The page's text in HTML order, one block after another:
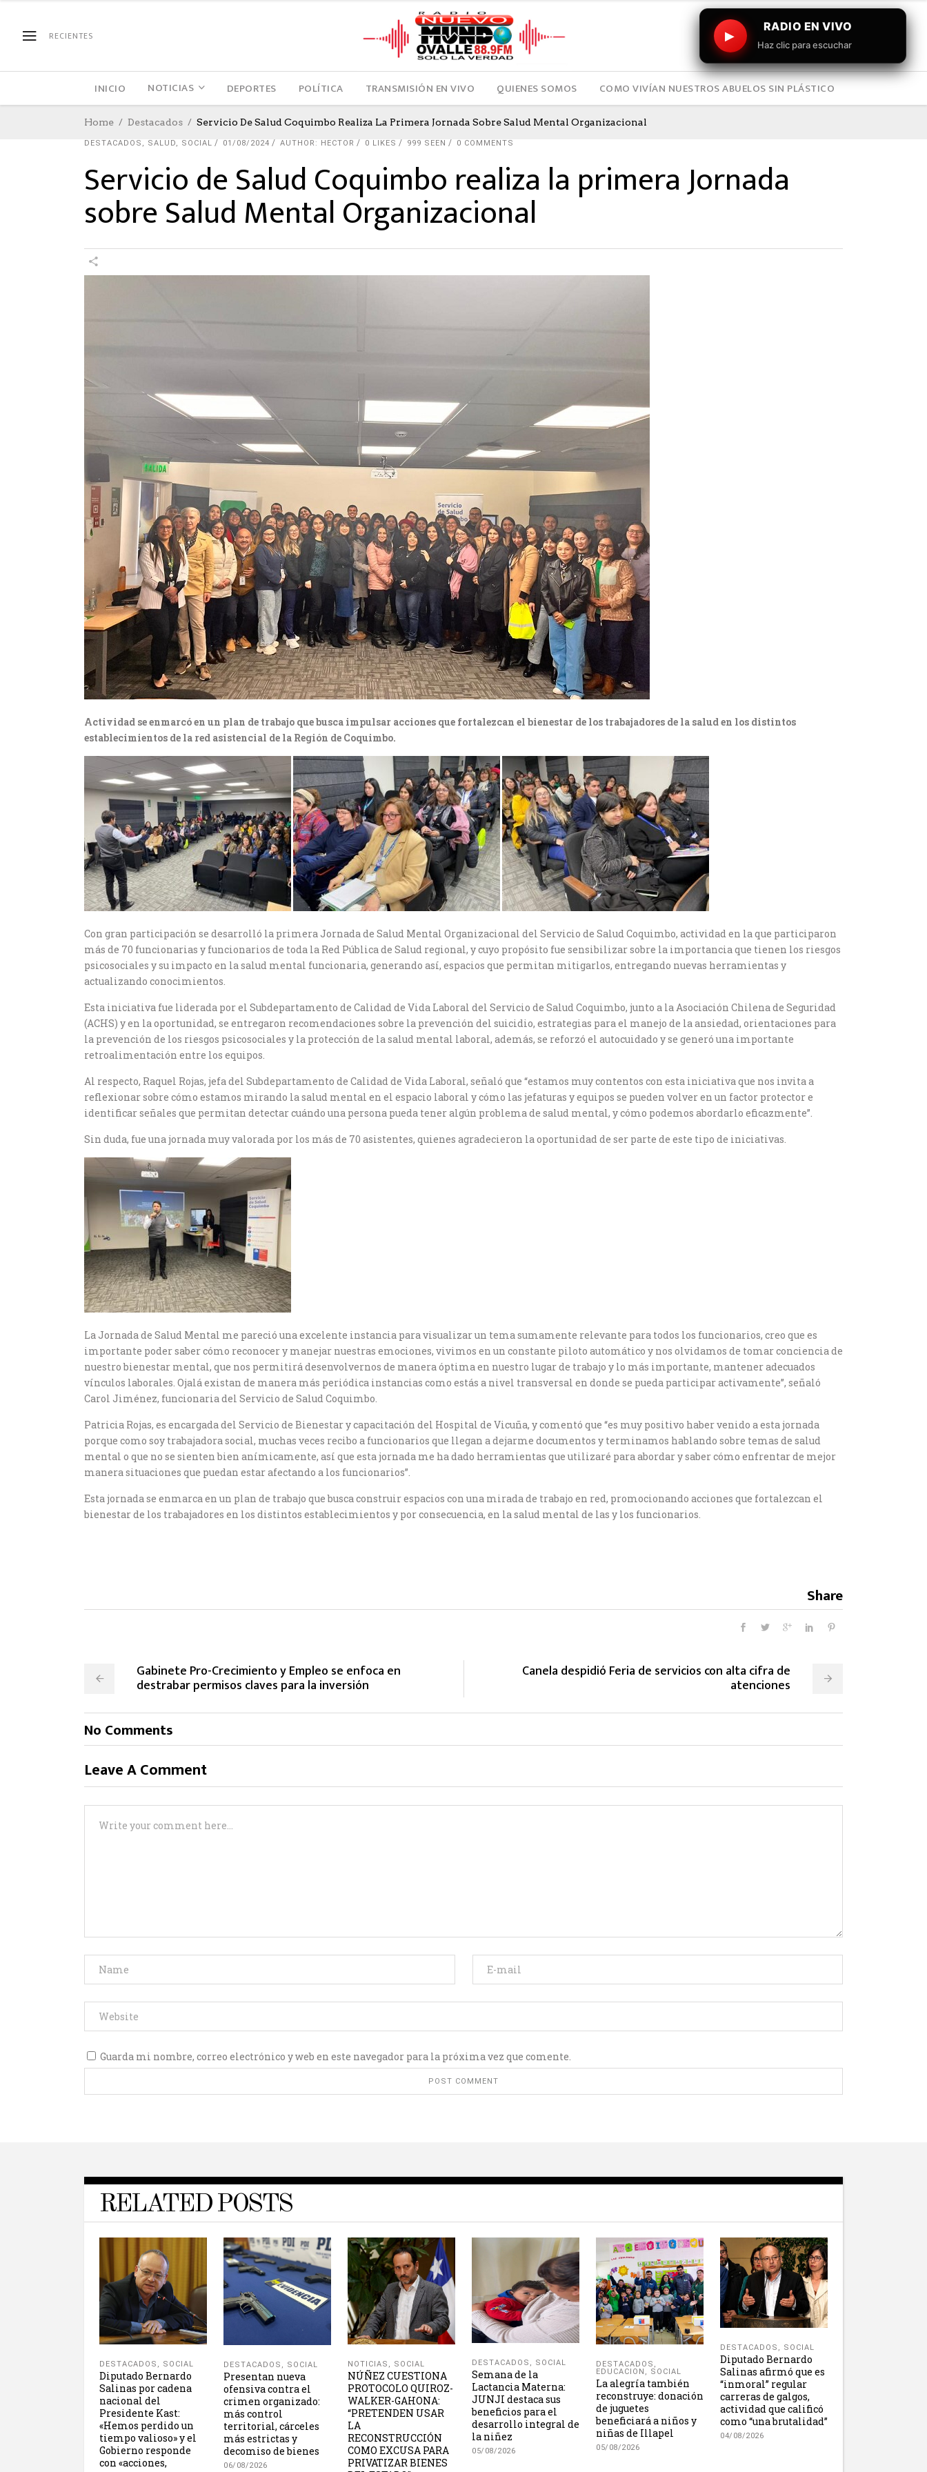
RECIENTES ▶
RADIO EN VIVO
Haz clic para escuchar
INICIO NOTICIAS DEPORTES POLÍTICA TRANSMISIÓN EN VIVO QUIENES SOMOS COMO VIVÍAN NUESTROS ABUELOS SIN PLÁSTICO
Home Destacados Servicio De Salud Coquimbo Realiza La Primera Jornada Sobre Salud Mental Organizacional
DESTACADOS , SALUD, SOCIAL 01/08/2024 AUTHOR: HECTOR 0 LIKES 999 SEEN 0 COMMENTS
Servicio de Salud Coquimbo realiza la primera Jornada
sobre Salud Mental Organizacional
Actividad se enmarcó en un plan de trabajo que busca impulsar acciones que fortalezcan el bienestar de los trabajadores de la salud en los distintos
establecimientos de la red asistencial de la Región de Coquimbo.
Con gran participación se desarrolló la primera Jornada de Salud Mental Organizacional del Servicio de Salud Coquimbo, actividad en la que participaron
más de 70 funcionarias y funcionarios de toda la Red Pública de Salud regional, y cuyo propósito fue sensibilizar sobre la importancia que tienen los riesgos
psicosociales y su impacto en la salud mental funcionaria, generando así, espacios que permitan mitigarlos, entregando nuevas herramientas y
actualizando conocimientos.
Esta iniciativa fue liderada por el Subdepartamento de Calidad de Vida Laboral del Servicio de Salud Coquimbo, junto a la Asociación Chilena de Seguridad
(ACHS) y en la oportunidad, se entregaron recomendaciones sobre la prevención del suicidio, estrategias para el manejo de la ansiedad, orientaciones para
la prevención de los riesgos psicosociales y la protección de la salud mental laboral, además, se reforzó el autocuidado y se generó una importante
retroalimentación entre los equipos.
Al respecto, Raquel Rojas, jefa del Subdepartamento de Calidad de Vida Laboral, señaló que “estamos muy contentos con esta iniciativa que nos invita a
reflexionar sobre cómo estamos mirando la salud mental en el espacio laboral y cómo las jefaturas y equipos se pueden volver en un factor protector e
identificar señales que permitan detectar cuándo una persona pueda tener algún problema de salud mental, y cómo podemos abordarlo eficazmente”.
Sin duda, fue una jornada muy valorada por los más de 70 asistentes, quienes agradecieron la oportunidad de ser parte de este tipo de iniciativas.
La Jornada de Salud Mental me pareció una excelente instancia para visualizar un tema sumamente relevante para todos los funcionarios, creo que es
importante poder saber cómo reconocer y manejar nuestras emociones, vivimos en un constante piloto automático y nos olvidamos de tomar conciencia de
nuestro bienestar mental, que nos permitirá desenvolvernos de manera óptima en nuestro lugar de trabajo y lo más importante, mantener adecuados
vínculos laborales. Ojalá existan de manera más periódica instancias como estás a nivel transversal en donde se pueda participar activamente”, señaló
Carol Jiménez, funcionaria del Servicio de Salud Coquimbo.
Patricia Rojas, es encargada del Servicio de Bienestar y capacitación del Hospital de Vicuña, y comentó que “es muy positivo haber venido a esta jornada
porque como soy trabajadora social, muchas veces recibo a funcionarios que llegan a dejarme documentos y terminamos hablando sobre temas de salud
mental o que no se sienten bien anímicamente, así que esta jornada me ha dado herramientas que utilizaré para abordar y saber cómo enfrentar de mejor
manera situaciones que puedan estar afectando a los funcionarios”.
Esta jornada se enmarca en un plan de trabajo que busca construir espacios con una mirada de trabajo en red, promocionando acciones que fortalezcan el
bienestar de los trabajadores en los distintos establecimientos y por consecuencia, en la salud mental de las y los funcionarios.
Share
Gabinete Pro-Crecimiento y Empleo se enfoca en
destrabar permisos claves para la inversión
Canela despidió Feria de servicios con alta cifra de
atenciones
No Comments
Leave A Comment
Guarda mi nombre, correo electrónico y web en este navegador para la próxima vez que comente.
RELATED POSTS
DESTACADOS , SOCIAL
Diputado Bernardo
Salinas por cadena
nacional del
Presidente Kast:
«Hemos perdido un
tiempo valioso» y el
Gobierno responde
con «acciones,
DESTACADOS , SOCIAL
Presentan nueva
ofensiva contra el
crimen organizado:
más control
territorial, cárceles
más estrictas y
decomiso de bienes
06/08/2026
NOTICIAS , SOCIAL
NÚÑEZ CUESTIONA
PROTOCOLO QUIROZ-
WALKER-GAHONA:
“PRETENDEN USAR
LA
RECONSTRUCCIÓN
COMO EXCUSA PARA
PRIVATIZAR BIENES
DESTACADOS , SOCIAL
Semana de la
Lactancia Materna:
JUNJI destaca sus
beneficios para el
desarrollo integral de
la niñez
05/08/2026
DESTACADOS ,
EDUCACION , SOCIAL
La alegría también
reconstruye: donación
de juguetes
beneficiará a niños y
niñas de Illapel
05/08/2026
DESTACADOS , SOCIAL
Diputado Bernardo
Salinas afirmó que es
“inmoral” regular
carreras de galgos,
actividad que calificó
como “una brutalidad”
04/08/2026